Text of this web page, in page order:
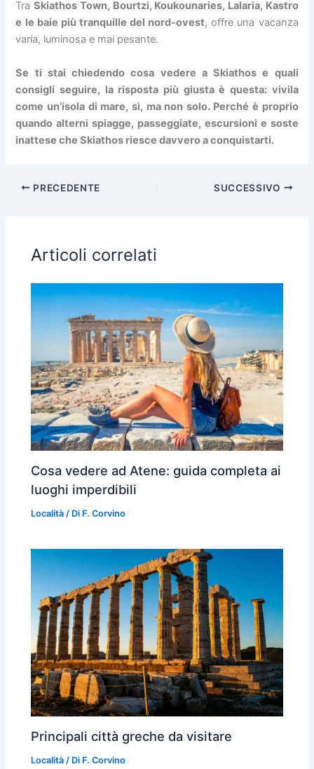
TraSkiathos Town, Bourtzi, Koukounaries, Lalaria, Kastro
e le baie più tranquille del nord-ovest, offre una vacanza
varia, luminosa e mai pesante.
Se ti stai chiedendo cosa vedere a Skiathos e quali
consigli seguire, la risposta più giusta è questa: vivila
come un’isola di mare, sì, ma non solo. Perché è proprio
quando alterni spiagge, passeggiate, escursioni e soste
inattese che Skiathos riesce davvero a conquistarti.
PRECEDENTE SUCCESSIVO
Articoli correlati
Cosa vedere ad Atene: guida completa ai
luoghi imperdibili
Località / Di F. Corvino
Principali città greche da visitare
Località / Di F. Corvino